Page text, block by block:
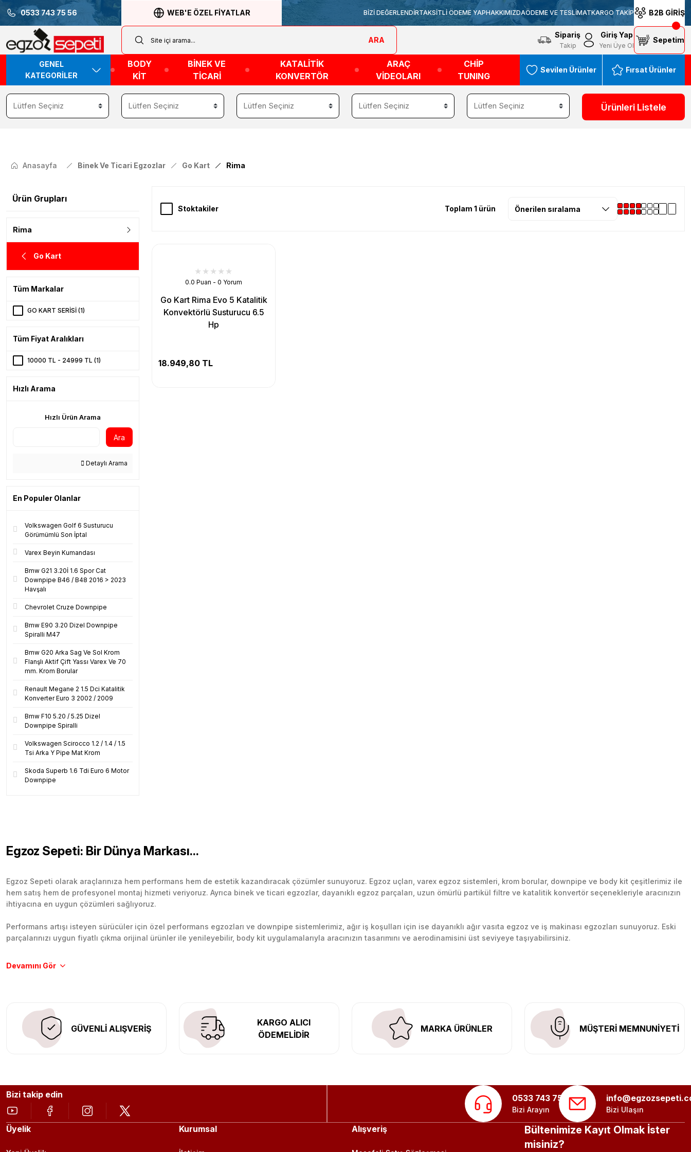
0533 743 75 56 WEB'E ÖZEL FİYATLAR BİZİ DEĞERLENDİRTAKSİTLİ ÖDEME YAPHAKKIMIZDAÖDEME VE TESLİMATKARGO TAKİP B2B GİRİŞ
ARA
Sipariş
Takip
Giriş Yap
Yeni Üye Ol
Sepetim
GENEL
KATEGORİLER
BODY
KİT
BİNEK VE
TİCARİ
KATALİTİK
KONVERTÖR
ARAÇ
VİDEOLARI
CHİP
TUNING
Sevilen Ürünler Fırsat Ürünler
Ürünleri Listele
Anasayfa Binek Ve Ticari Egzozlar Go Kart Rima
Ürün Grupları
Rima
Go Kart
Tüm Markalar
GO KART SERİSİ (1)
Tüm Fiyat Aralıkları
10000 TL - 24999 TL (1)
Hızlı Arama
Hızlı Ürün Arama
Ara
Detaylı Arama
En Populer Olanlar
Volkswagen Golf 6 Susturucu
Görümümlü Son İptal
Varex Beyin Kumandası
Bmw G21 3.20İ 1.6 Spor Cat
Downpipe B46 / B48 2016 > 2023
Havşalı
Chevrolet Cruze Downpipe
Bmw E90 3.20 Dizel Downpipe
Spiralli M47
Bmw G20 Arka Sag Ve Sol Krom
Flanşlı Aktif Çift Yassı Varex Ve 70
mm. Krom Borular
Renault Megane 2 1.5 Dci Katalitik
Konverter Euro 3 2002 / 2009
Bmw F10 5.20 / 5.25 Dizel
Downpipe Spiralli
Volkswagen Scirocco 1.2 / 1.4 / 1.5
Tsi Arka Y Pipe Mat Krom
Skoda Superb 1.6 Tdi Euro 6 Motor
Downpipe
Stoktakiler Toplam 1 ürün
0.0 Puan - 0 Yorum
Go Kart Rima Evo 5 Katalitik
Konvektörlü Susturucu 6.5
Hp
18.949,80 TL
Egzoz Sepeti: Bir Dünya Markası...
Egzoz Sepeti olarak araçlarınıza hem performans hem de estetik kazandıracak çözümler sunuyoruz. Egzoz uçları, varex egzoz sistemleri, krom borular, downpipe ve body kit çeşitlerimiz ile
hem satış hem de profesyonel montaj hizmeti veriyoruz. Ayrıca binek ve ticari egzozlar, dayanıklı egzoz parçaları, uzun ömürlü partikül filtre ve katalitik konvertör seçenekleriyle aracınızın
ihtiyacına en uygun çözümleri sağlıyoruz.
Performans artışı isteyen sürücüler için özel performans egzozları ve downpipe sistemlerimiz, ağır iş koşulları için ise dayanıklı ağır vasıta egzoz ve iş makinası egzozları sunuyoruz. Eski
parçalarınızı uygun fiyatlı çıkma orijinal ürünler ile yenileyebilir, body kit uygulamalarıyla aracınızın tasarımını ve aerodinamisini üst seviyeye taşıyabilirsiniz.
Tüm ürünlerimiz orijinal, dayanıklı ve uzun ömürlüdür. İstanbul’daki montaj merkezimizde profesyonel montaj yapıyor, Türkiye’nin her yerine güvenli kargo ile teslimat gerçekleştiriyoruz.
GÜVENLİ ALIŞVERİŞ
KARGO ALICI
ÖDEMELİDİR
MARKA ÜRÜNLER MÜŞTERİ MEMNUNİYETİ
Bizi takip edin 0533 743 75 56
Bizi Arayın Bizi Ulaşın
Üyelik Kurumsal Alışveriş
Bültenimize Kayıt Olmak İster
misiniz?